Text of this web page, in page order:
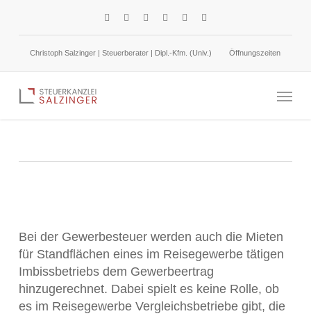
contentChristoph Salzinger | Steuerberater | Dipl.-Kfm. (Univ.) Öffnungszeiten
Menu
1. Dezember 2023
Bei der Gewerbesteuer werden auch die Mieten
für Standflächen eines im Reisegewerbe tätigen
Imbissbetriebs dem Gewerbeertrag
hinzugerechnet. Dabei spielt es keine Rolle, ob
es im Reisegewerbe Vergleichsbetriebe gibt, die